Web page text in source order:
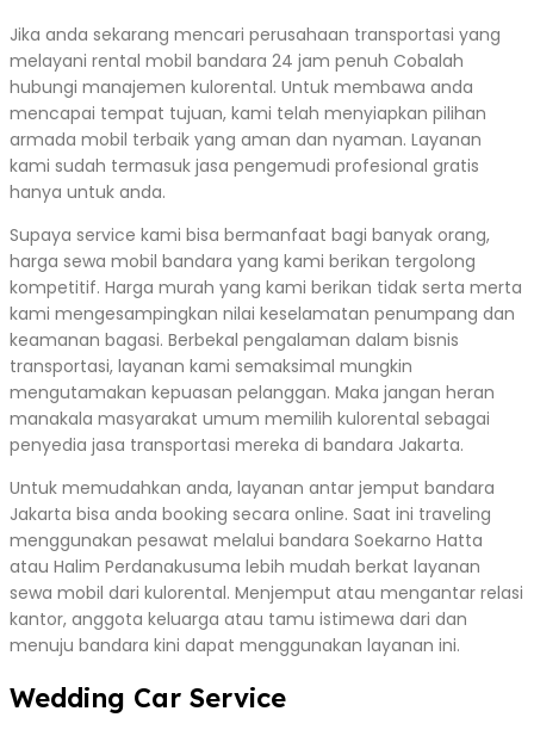
Jika anda sekarang mencari perusahaan transportasi yang
melayani rental mobil bandara 24 jam penuh Cobalah
hubungi manajemen kulorental. Untuk membawa anda
mencapai tempat tujuan, kami telah menyiapkan pilihan
armada mobil terbaik yang aman dan nyaman. Layanan
kami sudah termasuk jasa pengemudi profesional gratis
hanya untuk anda.
Supaya service kami bisa bermanfaat bagi banyak orang,
harga sewa mobil bandara yang kami berikan tergolong
kompetitif. Harga murah yang kami berikan tidak serta merta
kami mengesampingkan nilai keselamatan penumpang dan
keamanan bagasi. Berbekal pengalaman dalam bisnis
transportasi, layanan kami semaksimal mungkin
mengutamakan kepuasan pelanggan. Maka jangan heran
manakala masyarakat umum memilih kulorental sebagai
penyedia jasa transportasi mereka di bandara Jakarta.
Untuk memudahkan anda, layanan antar jemput bandara
Jakarta bisa anda booking secara online. Saat ini traveling
menggunakan pesawat melalui bandara Soekarno Hatta
atau Halim Perdanakusuma lebih mudah berkat layanan
sewa mobil dari kulorental. Menjemput atau mengantar relasi
kantor, anggota keluarga atau tamu istimewa dari dan
menuju bandara kini dapat menggunakan layanan ini.
Wedding Car Service